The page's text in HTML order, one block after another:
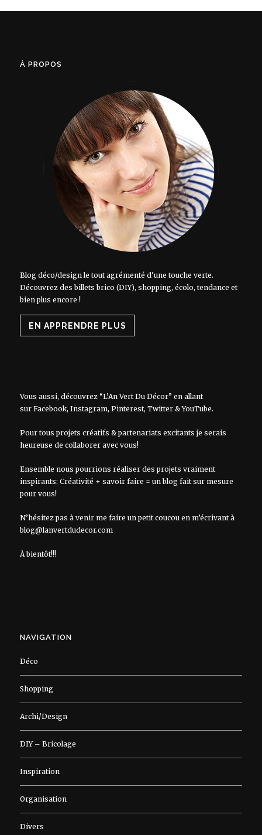
À PROPOS
Blog déco/design le tout agrémenté d'une touche verte.
Découvrez des billets brico (DIY), shopping, écolo, tendance et
bien plus encore !
EN APPRENDRE PLUS
Vous aussi, découvrez “L’An Vert Du Décor” en allant
sur Facebook, Instagram, Pinterest, Twitter&YouTube.
Pour tous projets créatifs & partenariats excitants je serais
heureuse de collaborer avec vous!
Ensemble nous pourrions réaliser des projets vraiment
inspirants: Créativité + savoir faire = un blog fait sur mesure
pour vous!
N’hésitez pas à venir me faire un petit coucou en m’écrivant à
blog@lanvertdudecor.com
À bientôt!!!
NAVIGATION
Déco
Shopping
Archi/Design
DIY – Bricolage
Inspiration
Organisation
Divers